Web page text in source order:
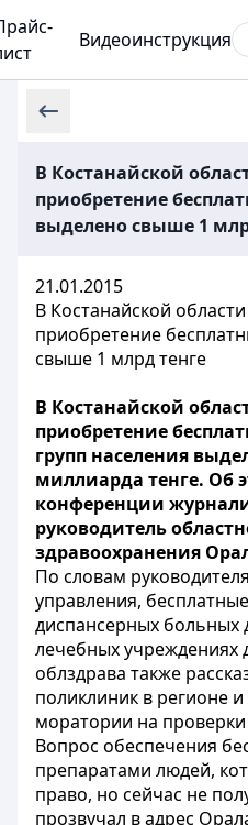
Видеоинструкция
В Костанайской
приобретение
выделено свыше 1
21.01.2015
В Костанайской
приобретение
свыше 1 млрд тенге
В Костанайской
приобретение
групп населения
миллиарда тенге. Об
конференции
руководитель
здравоохранения
По словам
управления,
диспансерных больных
лечебных учреждениях
облздрава также
поликлиник в регионе
моратории на проверки
Вопрос обеспечения
препаратами людей,
право, но сейчас не
прозвучал в адрес